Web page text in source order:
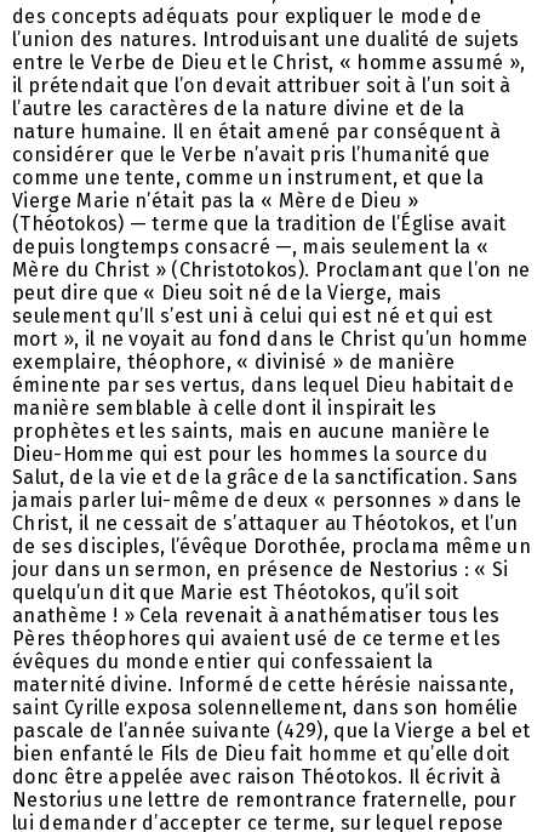
des concepts adéquats pour expliquer le mode de
l’union des natures. Introduisant une dualité de sujets
entre le Verbe de Dieu et le Christ, « homme assumé »,
il prétendait que l’on devait attribuer soit à l’un soit à
l’autre les caractères de la nature divine et de la
nature humaine. Il en était amené par conséquent à
considérer que le Verbe n’avait pris l’humanité que
comme une tente, comme un instrument, et que la
Vierge Marie n’était pas la « Mère de Dieu »
(Théotokos) — terme que la tradition de l’Église avait
depuis longtemps consacré —, mais seulement la «
Mère du Christ » (Christotokos). Proclamant que l’on ne
peut dire que « Dieu soit né de la Vierge, mais
seulement qu’Il s’est uni à celui qui est né et qui est
mort », il ne voyait au fond dans le Christ qu’un homme
exemplaire, théophore, « divinisé » de manière
éminente par ses vertus, dans lequel Dieu habitait de
manière semblable à celle dont il inspirait les
prophètes et les saints, mais en aucune manière le
Dieu-Homme qui est pour les hommes la source du
Salut, de la vie et de la grâce de la sanctification. Sans
jamais parler lui-même de deux « personnes » dans le
Christ, il ne cessait de s’attaquer au Théotokos, et l’un
de ses disciples, l’évêque Dorothée, proclama même un
jour dans un sermon, en présence de Nestorius : « Si
quelqu’un dit que Marie est Théotokos, qu’il soit
anathème ! » Cela revenait à anathématiser tous les
Pères théophores qui avaient usé de ce terme et les
évêques du monde entier qui confessaient la
maternité divine. Informé de cette hérésie naissante,
saint Cyrille exposa solennellement, dans son homélie
pascale de l’année suivante (429), que la Vierge a bel et
bien enfanté le Fils de Dieu fait homme et qu’elle doit
donc être appelée avec raison Théotokos. Il écrivit à
Nestorius une lettre de remontrance fraternelle, pour
lui demander d’accepter ce terme, sur lequel repose